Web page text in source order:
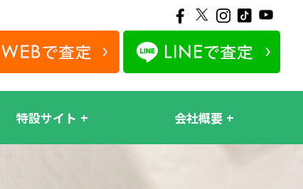
特設サイト 会社概要